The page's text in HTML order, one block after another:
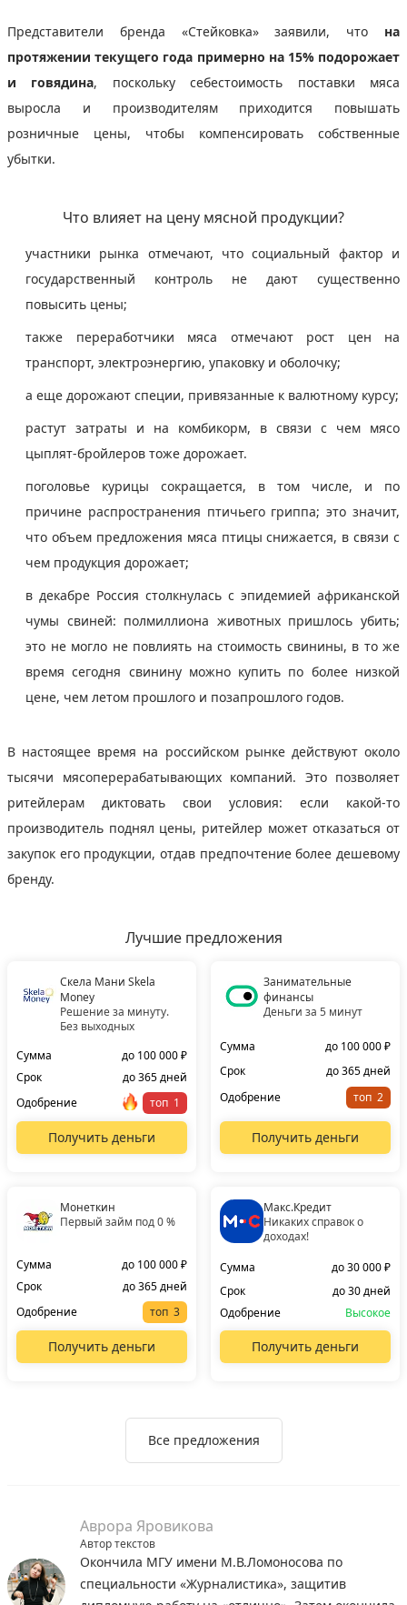
Представители бренда «Стейковка» заявили, что на
протяжении текущего года примерно на 15% подорожает
и говядина, поскольку себестоимость поставки мяса
выросла и производителям приходится повышать
розничные цены, чтобы компенсировать собственные
убытки.
Что влияет на цену мясной продукции?
участники рынка отмечают, что социальный фактор и
государственный контроль не дают существенно
повысить цены;
также переработчики мяса отмечают рост цен на
транспорт, электроэнергию, упаковку и оболочку;
а еще дорожают специи, привязанные к валютному курсу;
растут затраты и на комбикорм, в связи с чем мясо
цыплят-бройлеров тоже дорожает.
поголовье курицы сокращается, в том числе, и по
причине распространения птичьего гриппа; это значит,
что объем предложения мяса птицы снижается, в связи с
чем продукция дорожает;
в декабре Россия столкнулась с эпидемией африканской
чумы свиней: полмиллиона животных пришлось убить;
это не могло не повлиять на стоимость свинины, в то же
время сегодня свинину можно купить по более низкой
цене, чем летом прошлого и позапрошлого годов.
В настоящее время на российском рынке действуют около
тысячи мясоперерабатывающих компаний. Это позволяет
ритейлерам диктовать свои условия: если какой-то
производитель поднял цены, ритейлер может отказаться от
закупок его продукции, отдав предпочтение более дешевому
бренду.
Лучшие предложения
Скела Мани Skela
Money
Решение за минуту.
Без выходных
Сумма
до 100 000 ₽
Срок
до 365 дней
Одобрение
топ
Получить деньги
Занимательные
финансы
Деньги за 5 минут
Сумма
до 100 000 ₽
Срок
до 365 дней
Одобрение
топ
Получить деньги
Монеткин
Первый займ под 0 %
Сумма
до 100 000 ₽
Срок
до 365 дней
Одобрение
топ
Получить деньги
Макс.Кредит
Никаких справок о
доходах!
Сумма
до 30 000 ₽
Срок
до 30 дней
Одобрение
Высокое
Получить деньги
Все предложения
Аврора Яровикова
Автор текстов
Окончила МГУ имени М.В.Ломоносова по
специальности «Журналистика», защитив